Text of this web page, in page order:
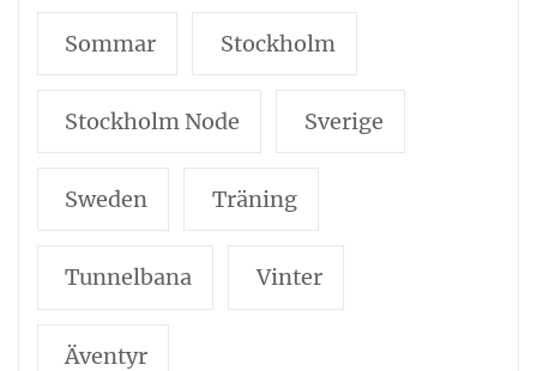
Sommar Stockholm
Stockholm Node Sverige
Sweden Träning
Tunnelbana Vinter
Äventyr